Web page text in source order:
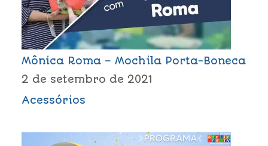
Mônica Roma – Mochila Porta-Boneca
2 de setembro de 2021
Acessórios